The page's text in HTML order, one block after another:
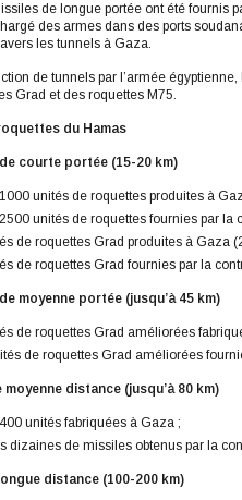
de longue portée ont été fournis
des armes dans des ports
les tunnels à Gaza.
de tunnels par l’armée
Grad et des roquettes M75.
du Hamas
courte portée (15-20 km)
unités de roquettes produites à
unités de roquettes fournies par la
de roquettes Grad produites à Gaza
de roquettes Grad fournies par la
moyenne portée (jusqu’à 45 km)
de roquettes Grad améliorées
de roquettes Grad améliorées
moyenne distance (jusqu’à 80 km)
unités fabriquées à Gaza ;
dizaines de missiles obtenus par la
distance (100-200 km)